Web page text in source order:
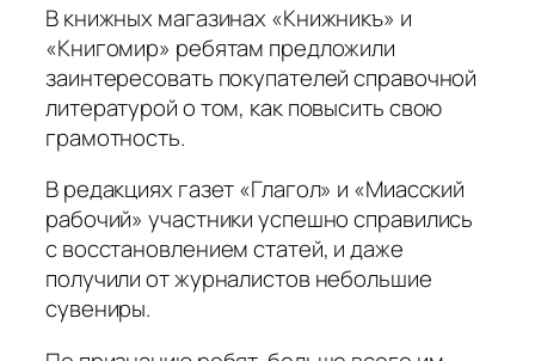
В книжных магазинах «Книжникъ» и
«Книгомир» ребятам предложили
заинтересовать покупателей справочной
литературой о том, как повысить свою
грамотность.
В редакциях газет «Глагол» и «Миасский
рабочий» участники успешно справились
с восстановлением статей, и даже
получили от журналистов небольшие
сувениры.